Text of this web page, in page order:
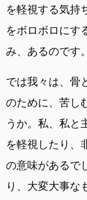
を軽視する気持
をボロボロにす
み、あるのです。
では我々は、骨
のために、苦し
うか。私、私と
を軽視したり、
の意味があるで
り、大変大事な